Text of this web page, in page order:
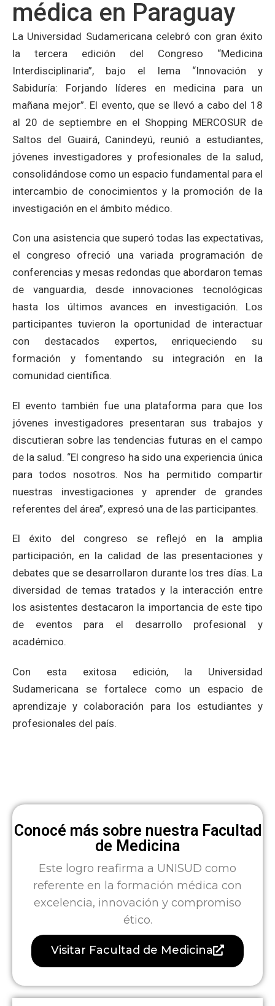
médica en Paraguay
La Universidad Sudamericana celebró con gran éxito
la tercera edición del Congreso “Medicina
Interdisciplinaria”, bajo el lema “Innovación y
Sabiduría: Forjando líderes en medicina para un
mañana mejor”. El evento, que se llevó a cabo del 18
al 20 de septiembre en el Shopping MERCOSUR de
Saltos del Guairá, Canindeyú, reunió a estudiantes,
jóvenes investigadores y profesionales de la salud,
consolidándose como un espacio fundamental para el
intercambio de conocimientos y la promoción de la
investigación en el ámbito médico.
Con una asistencia que superó todas las expectativas,
el congreso ofreció una variada programación de
conferencias y mesas redondas que abordaron temas
de vanguardia, desde innovaciones tecnológicas
hasta los últimos avances en investigación. Los
participantes tuvieron la oportunidad de interactuar
con destacados expertos, enriqueciendo su
formación y fomentando su integración en la
comunidad científica.
El evento también fue una plataforma para que los
jóvenes investigadores presentaran sus trabajos y
discutieran sobre las tendencias futuras en el campo
de la salud. “El congreso ha sido una experiencia única
para todos nosotros. Nos ha permitido compartir
nuestras investigaciones y aprender de grandes
referentes del área”, expresó una de las participantes.
El éxito del congreso se reflejó en la amplia
participación, en la calidad de las presentaciones y
debates que se desarrollaron durante los tres días. La
diversidad de temas tratados y la interacción entre
los asistentes destacaron la importancia de este tipo
de eventos para el desarrollo profesional y
académico.
Con esta exitosa edición, la Universidad
Sudamericana se fortalece como un espacio de
aprendizaje y colaboración para los estudiantes y
profesionales del país.
Conocé más sobre nuestra Facultad
de Medicina
Este logro reafirma a UNISUD como
referente en la formación médica con
excelencia, innovación y compromiso
ético.
Visitar Facultad de Medicina